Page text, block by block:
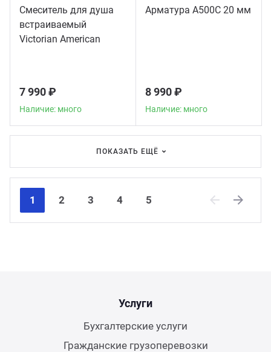
Смеситель для душа
встраиваемый
Victorian American
7 990 ₽
Наличие: много
Арматура А500С 20 мм
8 990 ₽
Наличие: много
ПОКАЗАТЬ ЕЩЁ
1 2 3 4
5
Услуги
Бухгалтерские услуги
Гражданские грузоперевозки